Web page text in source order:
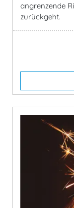
angrenzende
zurückgeht.